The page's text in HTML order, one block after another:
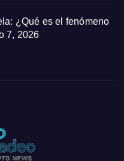
¿Qué es el fenómeno
7, 2026